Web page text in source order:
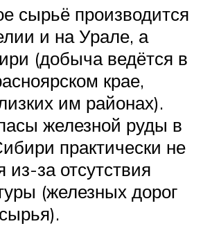
сырьё производится
и на Урале, а
(добыча ведётся в
крае,
им районах).
железной руды в
практически не
из-за отсутствия
(железных дорог